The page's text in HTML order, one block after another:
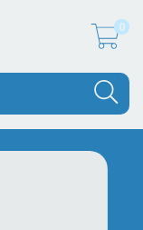
0